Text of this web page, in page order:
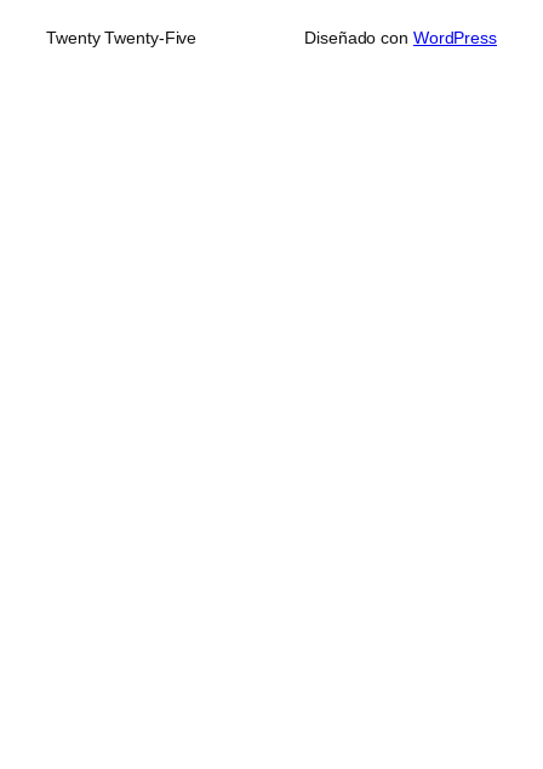
Twenty Twenty-Five Diseñado con WordPress